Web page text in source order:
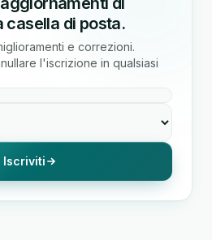
casella di posta.
e correzioni.
l'iscrizione in qualsiasi
Iscriviti